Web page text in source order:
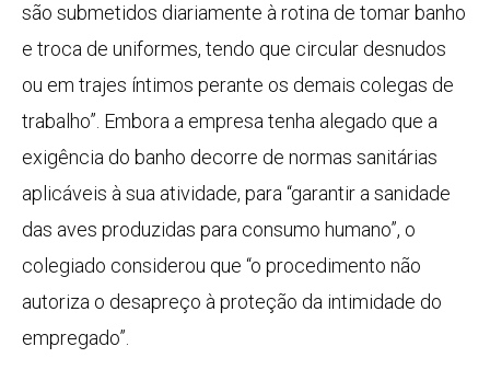
são submetidos diariamente à rotina de tomar banho
e troca de uniformes, tendo que circular desnudos
ou em trajes íntimos perante os demais colegas de
trabalho”. Embora a empresa tenha alegado que a
exigência do banho decorre de normas sanitárias
aplicáveis à sua atividade, para “garantir a sanidade
das aves produzidas para consumo humano”, o
colegiado considerou que “o procedimento não
autoriza o desapreço à proteção da intimidade do
empregado”.